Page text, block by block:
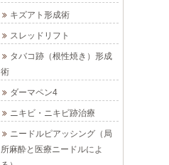
キズアト形成術
スレッドリフト
タバコ跡（根性焼き）形成
術
ダーマペン4
ニキビ・ニキビ跡治療
ニードルピアッシング（局
所麻酔と医療ニードルによ